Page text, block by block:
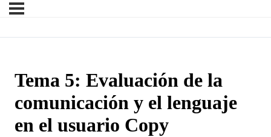
Tema 5: Evaluación de la
comunicación y el lenguaje
en el usuario Copy